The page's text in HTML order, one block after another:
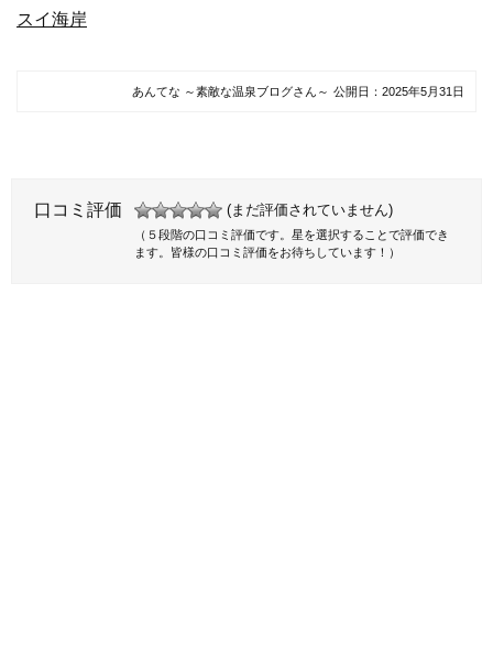
スイ海岸
あんてな ～素敵な温泉ブログさん～ 公開日： 2025年5月31日
口コミ評価 (まだ評価されていません)
（５段階の口コミ評価です。星を選択することで評価でき
ます。皆様の口コミ評価をお待ちしています！）